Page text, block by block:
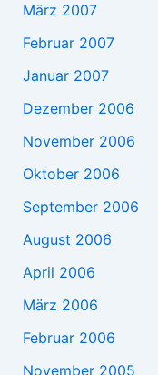
März 2007
Februar 2007
Januar 2007
Dezember 2006
November 2006
Oktober 2006
September 2006
August 2006
April 2006
März 2006
Februar 2006
November 2005